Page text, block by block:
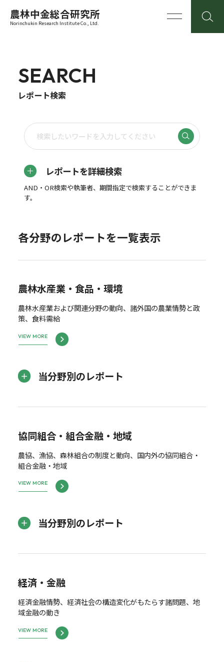
農林中金総合研究所
Norinchukin Research Institute Co., Ltd.
SEARCH
レポート検索
レポートを詳細検索
AND・OR検索や執筆者、期間指定で検索することができま
す。
各分野のレポートを一覧表示
農林水産業・食品・環境
農林水産業および関連分野の動向、諸外国の農業情勢と政
策、食料需給
VIEW MORE
当分野別のレポート
協同組合・組合金融・地域
農協、漁協、森林組合の制度と動向、国内外の協同組合・
組合金融・地域
VIEW MORE
当分野別のレポート
経済・金融
経済金融情勢、経済社会の構造変化がもたらす諸問題、地
域金融の動き
VIEW MORE